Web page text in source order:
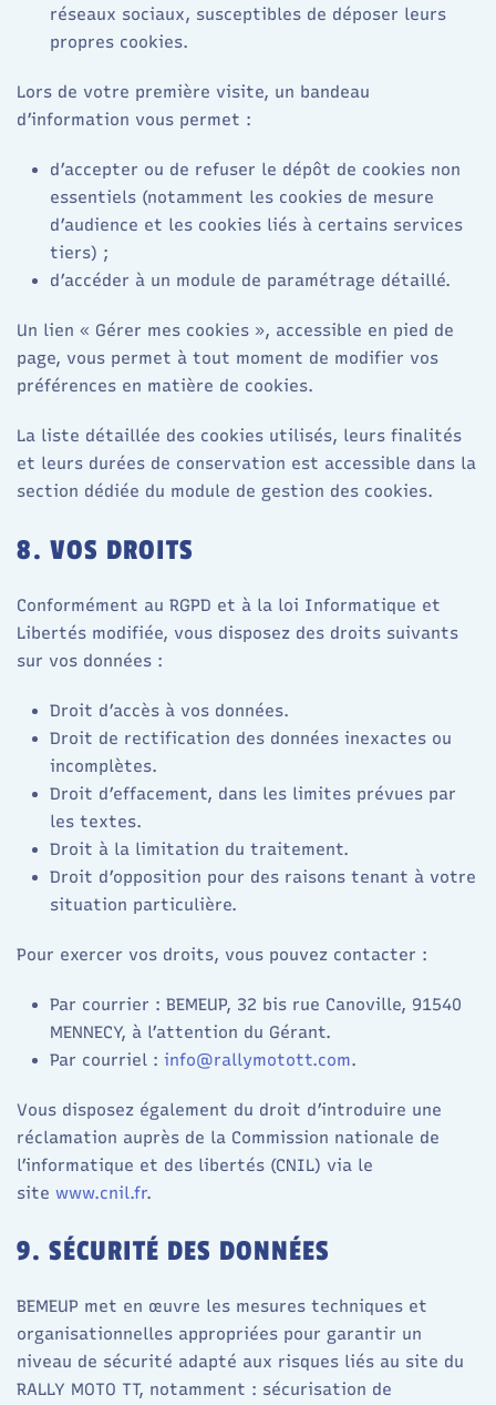
réseaux sociaux, susceptibles de déposer leurs
propres cookies.​
Lors de votre première visite, un bandeau
d’information vous permet :
d’accepter ou de refuser le dépôt de cookies non
essentiels (notamment les cookies de mesure
d’audience et les cookies liés à certains services
tiers) ;
d’accéder à un module de paramétrage détaillé.​
Un lien « Gérer mes cookies », accessible en pied de
page, vous permet à tout moment de modifier vos
préférences en matière de cookies.​
La liste détaillée des cookies utilisés, leurs finalités
et leurs durées de conservation est accessible dans la
section dédiée du module de gestion des cookies.​
8. VOS DROITS
Conformément au RGPD et à la loi Informatique et
Libertés modifiée, vous disposez des droits suivants
sur vos données :
Droit d’accès à vos données.
Droit de rectification des données inexactes ou
incomplètes.
Droit d’effacement, dans les limites prévues par
les textes.
Droit à la limitation du traitement.
Droit d’opposition pour des raisons tenant à votre
situation particulière.
Pour exercer vos droits, vous pouvez contacter :
Par courrier : BEMEUP, 32 bis rue Canoville, 91540
MENNECY, à l’attention du Gérant.
Par courriel : info@rallymotott.com.
Vous disposez également du droit d’introduire une
réclamation auprès de la Commission nationale de
l’informatique et des libertés (CNIL) via le
site www.cnil.fr.​
9. SÉCURITÉ DES DONNÉES
BEMEUP met en œuvre les mesures techniques et
organisationnelles appropriées pour garantir un
niveau de sécurité adapté aux risques liés au site du
RALLY MOTO TT, notamment : sécurisation de